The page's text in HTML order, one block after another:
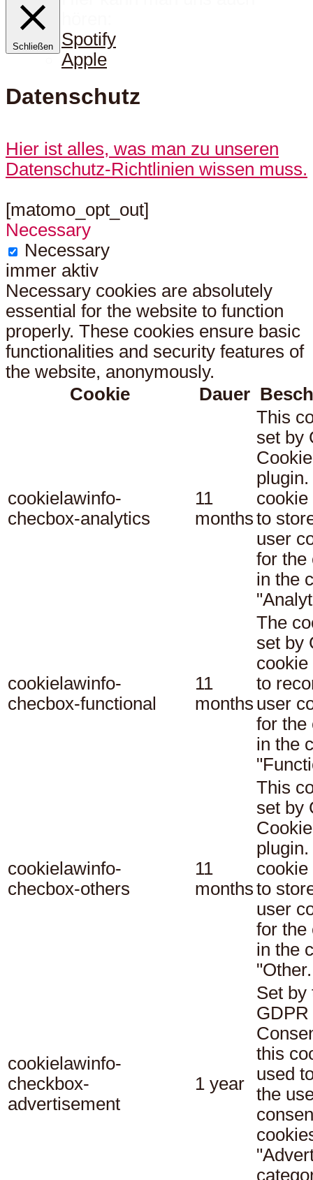
Spotify
Apple
Schließen
Datenschutz
Hier ist alles, was man zu unseren
Datenschutz-Richtlinien wissen muss.
[matomo_opt_out]
Necessary
Necessary
immer aktiv
Necessary cookies are absolutely
essential for the website to function
properly. These cookies ensure basic
functionalities and security features of
the website, anonymously.
Cookie
Dauer
cookielawinfo-
checbox-analytics
11
months
This
set by
cookie
to
user
for the
in the
cookielawinfo-
checbox-functional
11
months
The
set by
cookie
to
user
for the
in the
cookielawinfo-
checbox-others
11
months
This
set by
cookie
to
user
for the
in the
"Other.
cookielawinfo-
checkbox-
advertisement
1 year
Set by
this
used
the